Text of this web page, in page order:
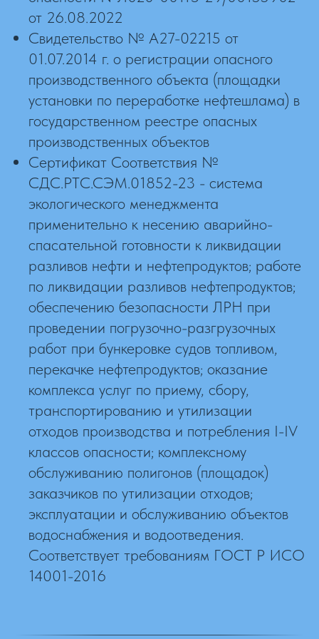
от 26.08.2022
Свидетельство № А27-02215 от
01.07.2014 г. о регистрации опасного
производственного объекта (площадки
установки по переработке нефтешлама) в
государственном реестре опасных
производственных объектов
Сертификат Соответствия №
СДС.РТС.СЭМ.01852-23 - система
экологического менеджмента
применительно к несению аварийно-
спасательной готовности к ликвидации
разливов нефти и нефтепродуктов; работе
по ликвидации разливов нефтепродуктов;
обеспечению безопасности ЛРН при
проведении погрузочно-разгрузочных
работ при бункеровке судов топливом,
перекачке нефтепродуктов; оказание
комплекса услуг по приему, сбору,
транспортированию и утилизации
отходов производства и потребления I-IV
классов опасности; комплексному
обслуживанию полигонов (площадок)
заказчиков по утилизации отходов;
эксплуатации и обслуживанию объектов
водоснабжения и водоотведения.
Соответствует требованиям ГОСТ Р ИСО
14001-2016